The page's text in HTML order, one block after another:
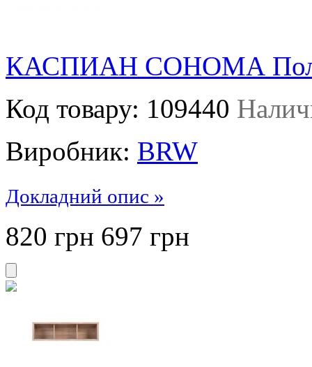
КАСПИАН СОНОМА
Код товару: 109440
Виробник: BRW
Докладний опис »
820 грн 697 грн